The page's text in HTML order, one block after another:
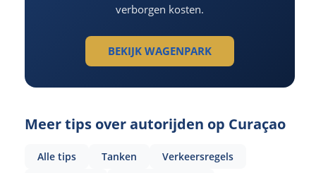
verborgen kosten.
BEKIJK WAGENPARK
Meer tips over autorijden op Curaçao
Alle tips Tanken
Verkeersregels